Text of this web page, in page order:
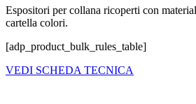
Espositori per collana ricoperti con
cartella colori.
[adp_product_bulk_rules_table]
VEDI SCHEDA TECNICA